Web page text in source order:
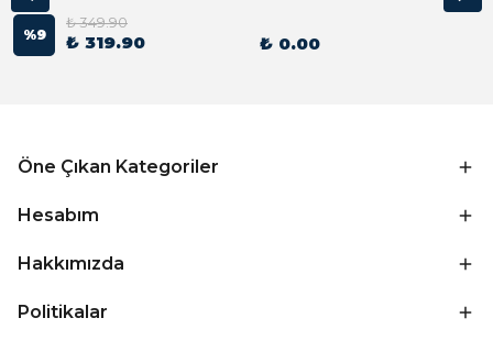
%9
₺ 349.90
₺ 319.90 ₺ 0.00
Öne Çıkan Kategoriler
Hesabım
Hakkımızda
Politikalar